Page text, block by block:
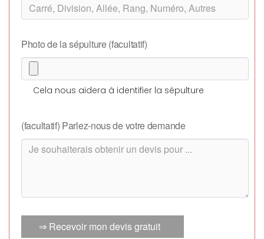
Photo de la sépulture (facultatif)
Cela nous aidera à identifier la sépulture
(facultatif) Parlez-nous de votre demande
⇒ Recevoir mon devis gratuit